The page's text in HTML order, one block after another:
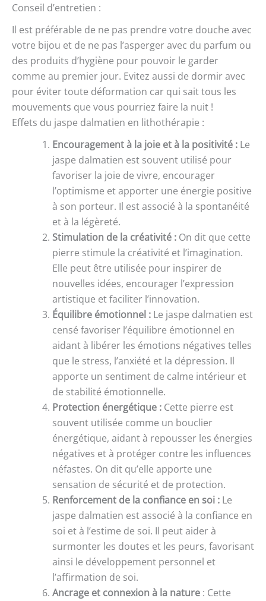
Conseil d’entretien :
Il est préférable de ne pas prendre votre douche avec
votre bijou et de ne pas l’asperger avec du parfum ou
des produits d’hygiène pour pouvoir le garder
comme au premier jour. Evitez aussi de dormir avec
pour éviter toute déformation car qui sait tous les
mouvements que vous pourriez faire la nuit !
Effets du jaspe dalmatien en lithothérapie :
Encouragement à la joie et à la positivité : Le
jaspe dalmatien est souvent utilisé pour
favoriser la joie de vivre, encourager
l’optimisme et apporter une énergie positive
à son porteur. Il est associé à la spontanéité
et à la légèreté.
Stimulation de la créativité : On dit que cette
pierre stimule la créativité et l’imagination.
Elle peut être utilisée pour inspirer de
nouvelles idées, encourager l’expression
artistique et faciliter l’innovation.
Équilibre émotionnel : Le jaspe dalmatien est
censé favoriser l’équilibre émotionnel en
aidant à libérer les émotions négatives telles
que le stress, l’anxiété et la dépression. Il
apporte un sentiment de calme intérieur et
de stabilité émotionnelle.
Protection énergétique : Cette pierre est
souvent utilisée comme un bouclier
énergétique, aidant à repousser les énergies
négatives et à protéger contre les influences
néfastes. On dit qu’elle apporte une
sensation de sécurité et de protection.
Renforcement de la confiance en soi : Le
jaspe dalmatien est associé à la confiance en
soi et à l’estime de soi. Il peut aider à
surmonter les doutes et les peurs, favorisant
ainsi le développement personnel et
l’affirmation de soi.
Ancrage et connexion à la nature : Cette